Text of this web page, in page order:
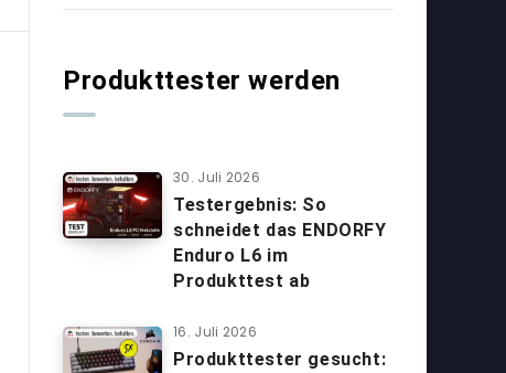
Produkttester werden
30. Juli 2026
Testergebnis: So
schneidet das ENDORFY
Enduro L6 im
Produkttest ab
16. Juli 2026
Produkttester gesucht: